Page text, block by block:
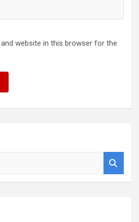
website in this browser for the